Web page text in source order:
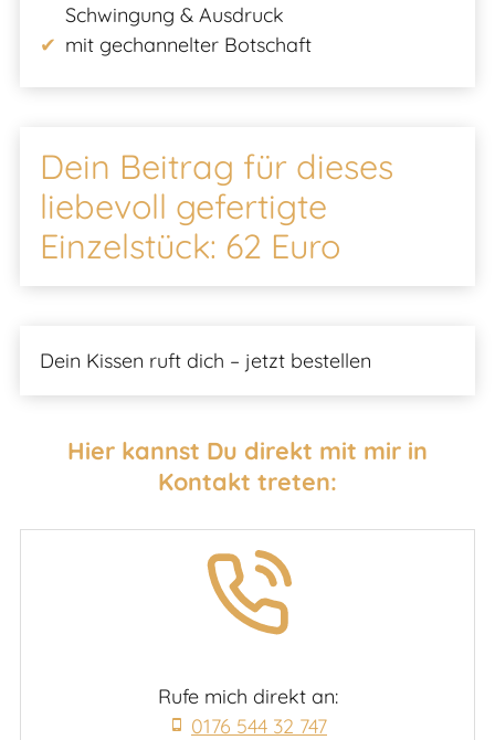
Schwingung & Ausdruck
mit gechannelter Botschaft
Dein Beitrag für dieses
liebevoll gefertigte
Einzelstück: 62 Euro
Dein Kissen ruft dich – jetzt bestellen
Hier kannst Du direkt mit mir in
Kontakt treten:
Rufe mich direkt an:
0176 544 32 747